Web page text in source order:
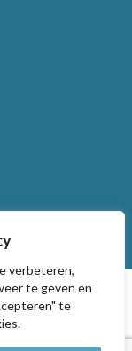
verbeteren,
te geven en
te